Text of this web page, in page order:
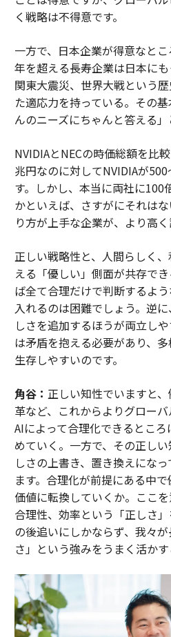
く戦略は不得意です。
一方で、日本企業が得意なと
年を超える長寿企業は日本にも
関東大震災、世界大戦という
た適応力を持っている。その
んのニーズにちゃんと答える」
NVIDIAとNECの時価総額を比
兆円なのに対してNVIDIAが
す。しかし、本当に両社に100
かといえば、さすがにそれは
り方が上手な企業が、より高く
正しい戦略性と、人間らしく
える「優しい」側面が共存で
ば全て合理だけで判断するよ
入れるのは困難でしょう。逆
しさを追加するほうが両立し
は矛盾を抱える必要があり、
生存しやすいのです。
角谷： 正しい知性でいますと
革など、これからよりグローバ
AIによって合理化できるとこ
めていく。一方で、その正し
しさの上書き、置き換えにな
ます。合理化が前提にある中
価値に転換していくか。ここ
合理性、効率という「正しさ
の後追いにしかならず、我々
さ」という強みをうまく活かす